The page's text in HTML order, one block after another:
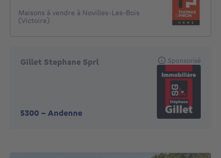
Maisons à vendre à Novilles-Les-Bois
(Victoire)
Gillet Stephane Sprl
5300 - Andenne
Sponsorisé